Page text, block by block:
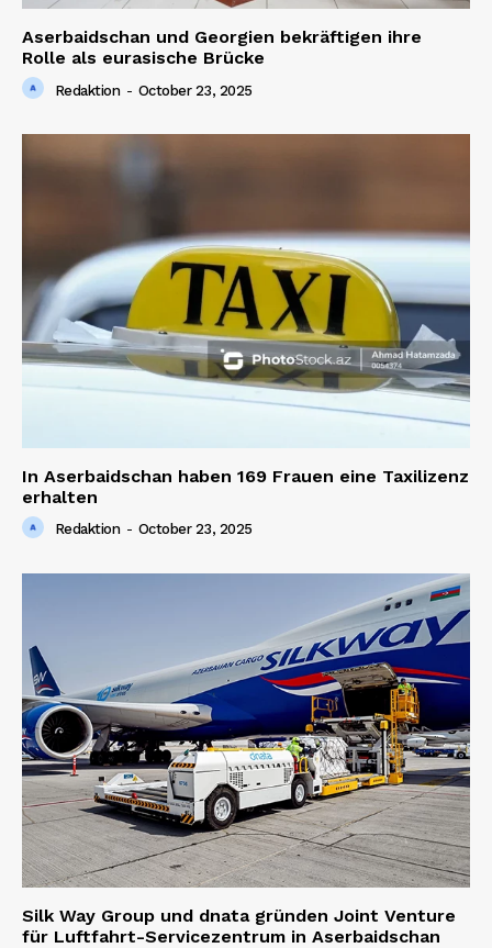
Aserbaidschan und Georgien bekräftigen ihre
Rolle als eurasische Brücke
Redaktion - October 23, 2025
In Aserbaidschan haben 169 Frauen eine Taxilizenz
erhalten
Redaktion - October 23, 2025
Silk Way Group und dnata gründen Joint Venture
für Luftfahrt-Servicezentrum in Aserbaidschan